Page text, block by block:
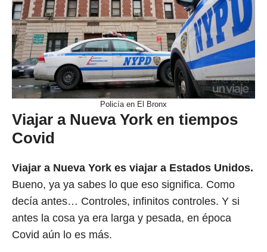
Policía en El Bronx
Viajar a Nueva York en tiempos
Covid
Viajar a Nueva York es viajar a Estados Unidos.
Bueno, ya ya sabes lo que eso significa. Como
decía antes… Controles, infinitos controles. Y si
antes la cosa ya era larga y pesada, en época
Covid aún lo es más.